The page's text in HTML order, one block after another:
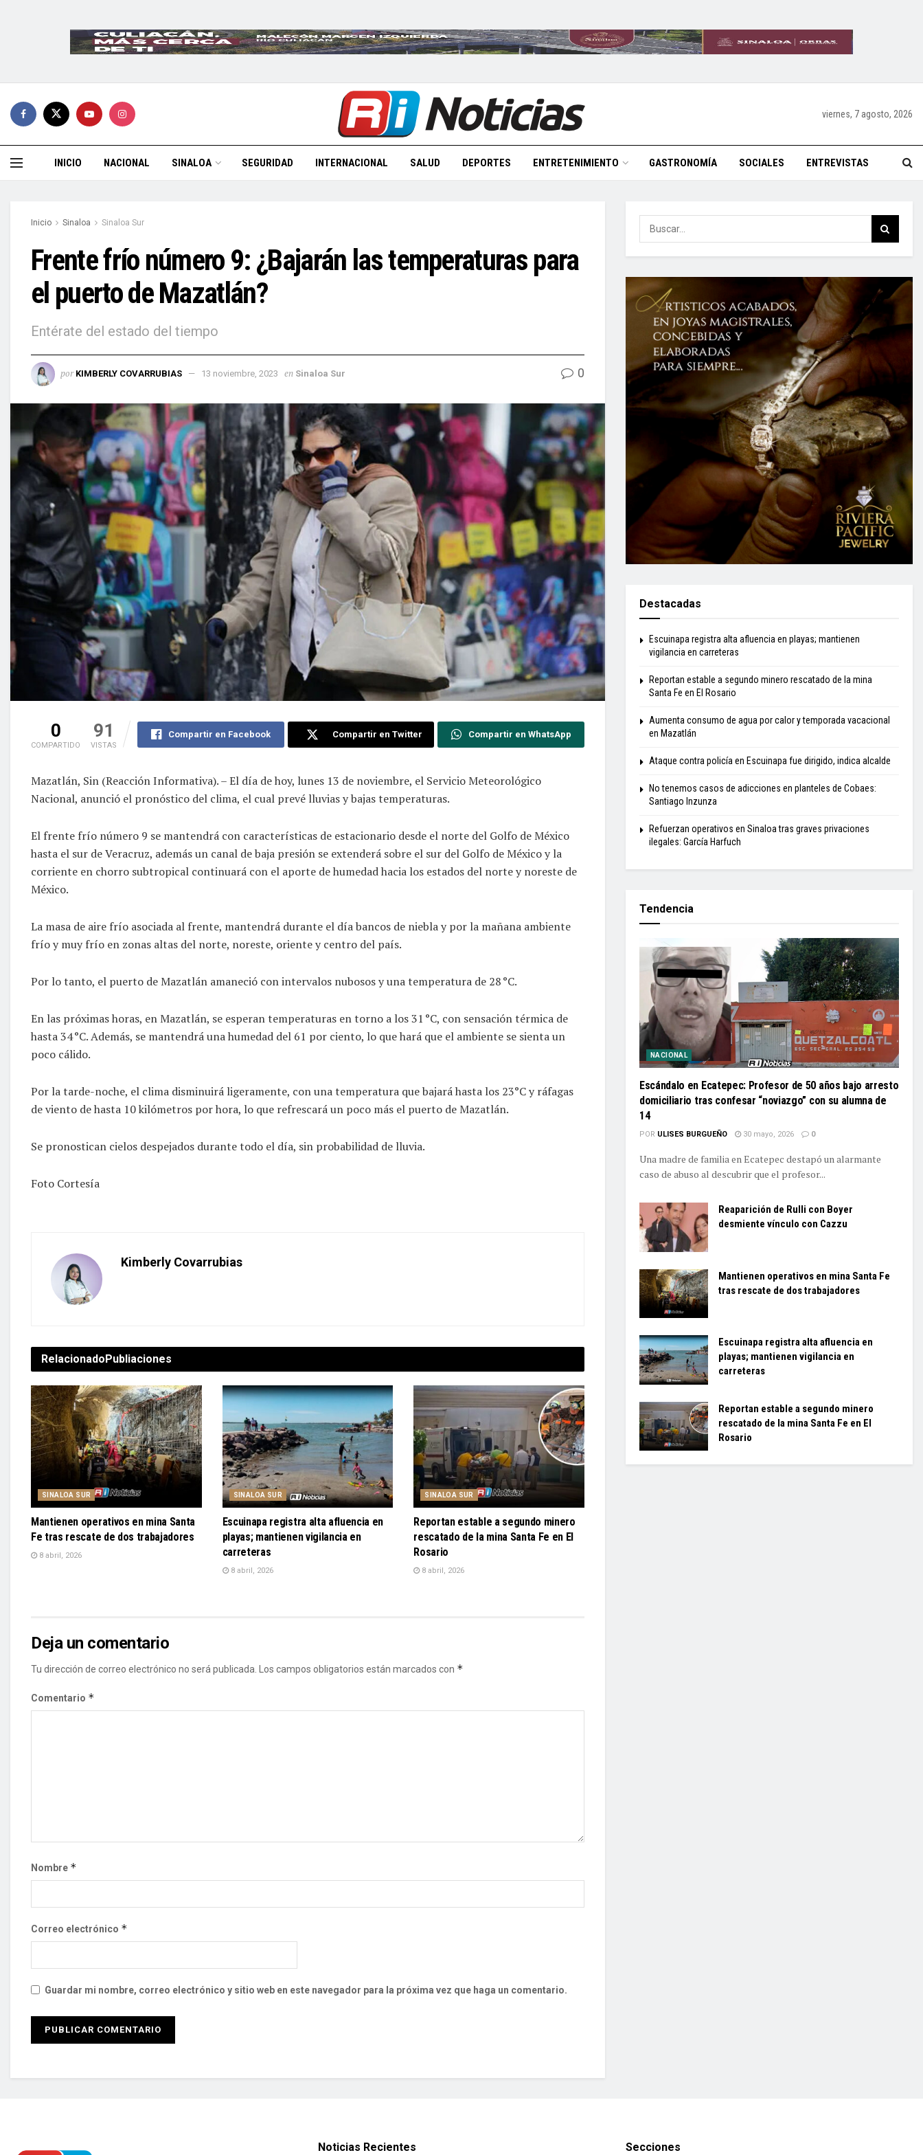
viernes, 7 agosto, 2026
INICIO NACIONAL SINALOA SEGURIDAD INTERNACIONAL SALUD DEPORTES ENTRETENIMIENTO GASTRONOMÍA SOCIALES ENTREVISTAS
Inicio Sinaloa Sinaloa Sur
Frente frío número 9: ¿Bajarán las temperaturas para
el puerto de Mazatlán?
Entérate del estado del tiempo
por KIMBERLY COVARRUBIAS 13 noviembre, 2023 en Sinaloa Sur 0
0
COMPARTIDO
91
VISTAS
Compartir en Facebook Compartir en Twitter Compartir en WhatsApp
Mazatlán, Sin (Reacción Informativa). – El día de hoy, lunes 13 de noviembre, el Servicio Meteorológico
Nacional, anunció el pronóstico del clima, el cual prevé lluvias y bajas temperaturas.
El frente frío número 9 se mantendrá con características de estacionario desde el norte del Golfo de México
hasta el sur de Veracruz, además un canal de baja presión se extenderá sobre el sur del Golfo de México y la
corriente en chorro subtropical continuará con el aporte de humedad hacia los estados del norte y noreste de
México.
La masa de aire frío asociada al frente, mantendrá durante el día bancos de niebla y por la mañana ambiente
frío y muy frío en zonas altas del norte, noreste, oriente y centro del país.
Por lo tanto, el puerto de Mazatlán amaneció con intervalos nubosos y una temperatura de 28 °C.
En las próximas horas, en Mazatlán, se esperan temperaturas en torno a los 31 °C, con sensación térmica de
hasta 34 °C. Además, se mantendrá una humedad del 61 por ciento, lo que hará que el ambiente se sienta un
poco cálido.
Por la tarde-noche, el clima disminuirá ligeramente, con una temperatura que bajará hasta los 23°C y ráfagas
de viento de hasta 10 kilómetros por hora, lo que refrescará un poco más el puerto de Mazatlán.
Se pronostican cielos despejados durante todo el día, sin probabilidad de lluvia.
Foto Cortesía
Kimberly Covarrubias
RelacionadoPubliaciones
SINALOA SUR
Mantienen operativos en mina Santa
Fe tras rescate de dos trabajadores
8 abril, 2026
SINALOA SUR
Escuinapa registra alta afluencia en
playas; mantienen vigilancia en
carreteras
8 abril, 2026
SINALOA SUR
Reportan estable a segundo minero
rescatado de la mina Santa Fe en El
Rosario
8 abril, 2026
Deja un comentario
Tu dirección de correo electrónico no será publicada. Los campos obligatorios están marcados con *
Comentario *
Nombre *
Correo electrónico *
Guardar mi nombre, correo electrónico y sitio web en este navegador para la próxima vez que haga un comentario.
Destacadas
Escuinapa registra alta afluencia en playas; mantienen
vigilancia en carreteras
Reportan estable a segundo minero rescatado de la mina
Santa Fe en El Rosario
Aumenta consumo de agua por calor y temporada vacacional
en Mazatlán
Ataque contra policía en Escuinapa fue dirigido, indica alcalde
No tenemos casos de adicciones en planteles de Cobaes:
Santiago Inzunza
Refuerzan operativos en Sinaloa tras graves privaciones
ilegales: García Harfuch
Tendencia
NACIONAL
Escándalo en Ecatepec: Profesor de 50 años bajo arresto
domiciliario tras confesar “noviazgo” con su alumna de
14
POR ULISES BURGUEÑO 30 mayo, 2026 0
Una madre de familia en Ecatepec destapó un alarmante
caso de abuso al descubrir que el profesor...
Reaparición de Rulli con Boyer
desmiente vínculo con Cazzu
Mantienen operativos en mina Santa Fe
tras rescate de dos trabajadores
Escuinapa registra alta afluencia en
playas; mantienen vigilancia en
carreteras
Reportan estable a segundo minero
rescatado de la mina Santa Fe en El
Rosario
Noticias Recientes Secciones